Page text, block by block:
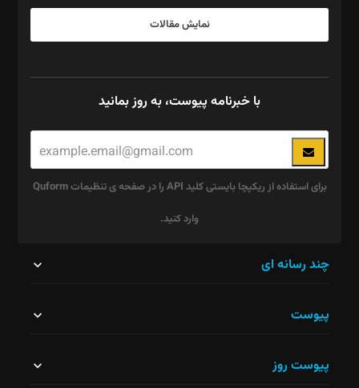
نمایش مقالات
با خبرنامه پیوست، به روز بمانید
برای استفاده از ریکپچا بایستی کلید API را در صفحه ی تنظیمات Quform
وارد کنید.
نباید
چند رسانه ای
پیوست
پیوست روز